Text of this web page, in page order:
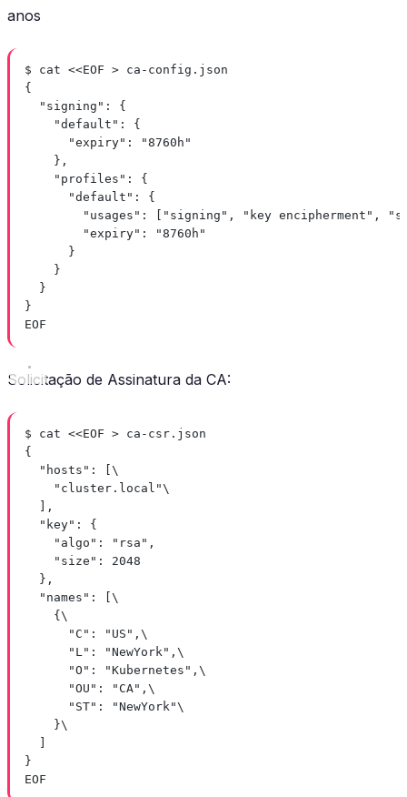
anos
$ cat <<EOF > ca-config.json
{
"signing": {
"default": {
"expiry": "8760h"
},
"profiles": {
"default": {
"usages": ["signing", "key encipherment",
"expiry": "8760h"
}
}
}
}
EOF
Solicitação de Assinatura da CA:
$ cat <<EOF > ca-csr.json
{
"hosts": [\
"cluster.local"\
],
"key": {
"algo": "rsa",
"size": 2048
},
"names": [\
{\
"C": "US",\
"L": "NewYork",\
"O": "Kubernetes",\
"OU": "CA",\
"ST": "NewYork"\
}\
}
EOF